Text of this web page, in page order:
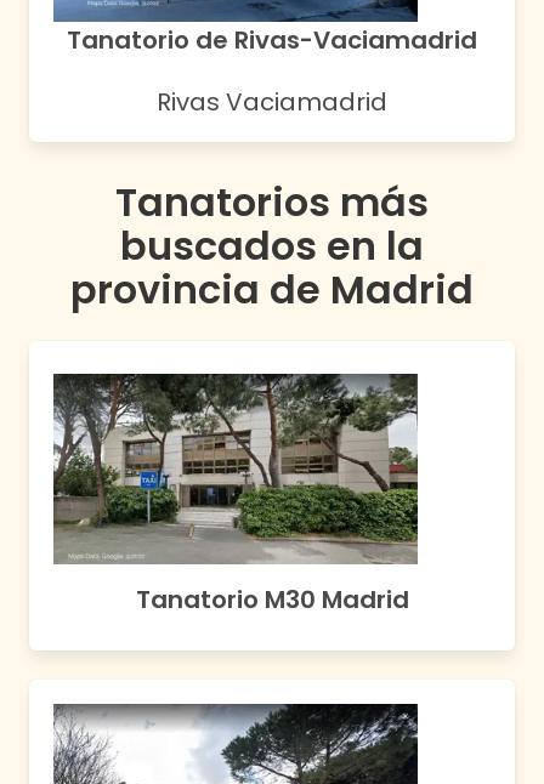
Tanatorio de Rivas-Vaciamadrid
Rivas Vaciamadrid
Tanatorios más
buscados en la
provincia de Madrid
Tanatorio M30 Madrid